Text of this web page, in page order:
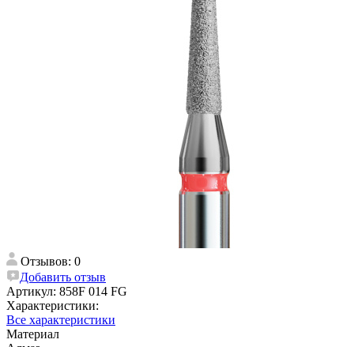
Отзывов: 0
Добавить отзыв
Артикул: 858F 014 FG
Характеристики:
Все характеристики
Материал